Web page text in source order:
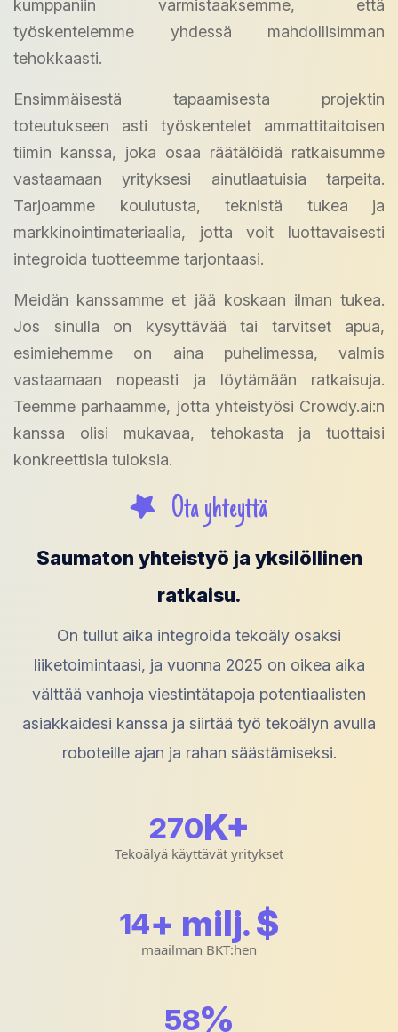
kumppaniin varmistaaksemme, että
työskentelemme yhdessä mahdollisimman
tehokkaasti.
Ensimmäisestä tapaamisesta projektin
toteutukseen asti työskentelet ammattitaitoisen
tiimin kanssa, joka osaa räätälöidä ratkaisumme
vastaamaan yrityksesi ainutlaatuisia tarpeita.
Tarjoamme koulutusta, teknistä tukea ja
markkinointimateriaalia, jotta voit luottavaisesti
integroida tuotteemme tarjontaasi.
Meidän kanssamme et jää koskaan ilman tukea.
Jos sinulla on kysyttävää tai tarvitset apua,
esimiehemme on aina puhelimessa, valmis
vastaamaan nopeasti ja löytämään ratkaisuja.
Teemme parhaamme, jotta yhteistyösi Crowdy.ai:n
kanssa olisi mukavaa, tehokasta ja tuottaisi
konkreettisia tuloksia.
Ota yhteyttä
Saumaton yhteistyö ja yksilöllinen
ratkaisu.
On tullut aika integroida tekoäly osaksi
liiketoimintaasi, ja vuonna 2025 on oikea aika
välttää vanhoja viestintätapoja potentiaalisten
asiakkaidesi kanssa ja siirtää työ tekoälyn avulla
roboteille ajan ja rahan säästämiseksi.
293K+
Tekoälyä käyttävät yritykset
15+ milj. $
maailman BKT:hen
63%